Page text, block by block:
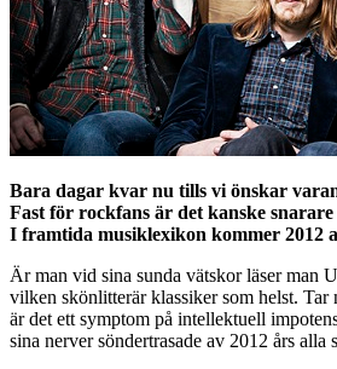
Bara dagar kvar nu tills vi önskar
Fast för rockfans är det kanske
I framtida musiklexikon kommer 2012
Är man vid sina sunda vätskor läser man
vilken skönlitterär klassiker som helst. Tar
är det ett symptom på intellektuell
sina nerver söndertrasade av 2012 års alla